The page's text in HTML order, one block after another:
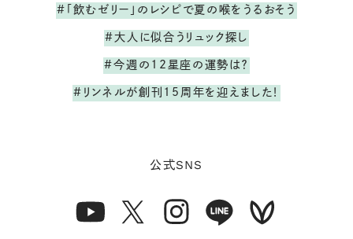
#「飲むゼリー」のレシピで夏の喉をうるおそう
#大人に似合うリュック探し
#今週の12星座の運勢は？
#リンネルが創刊15周年を迎えました！
公式SNS